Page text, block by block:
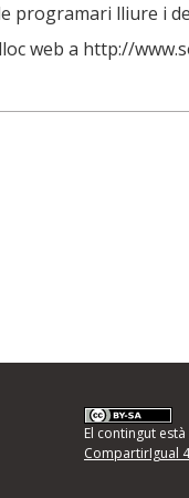
programari lliure i
web a http://
El contingut
CompartirIgual